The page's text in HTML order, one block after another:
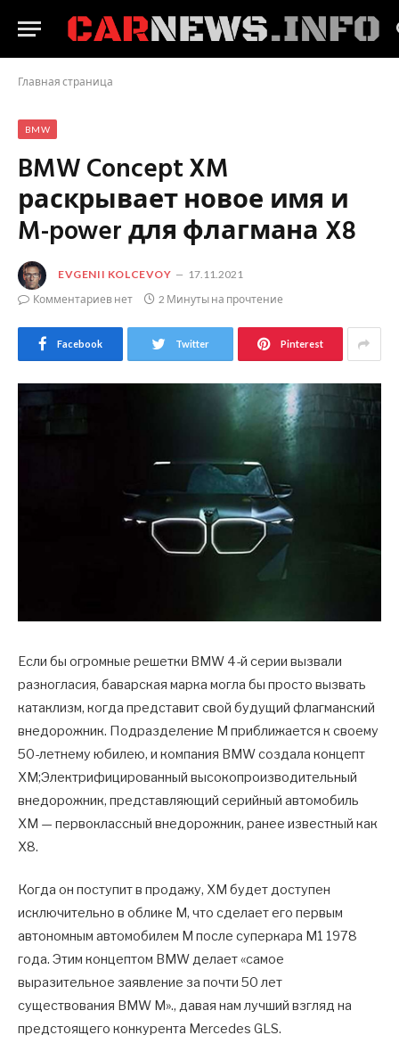
Главная страница
BMW
BMW Concept XM
раскрывает новое имя и
M-power для флагмана X8
EVGENII KOLCEVOY
17.11.2021
Комментариев нет
2 Минуты на прочтение
Facebook Twitter Pinterest
Если бы огромные решетки BMW 4-й серии вызвали
разногласия, баварская марка могла бы просто вызвать
катаклизм, когда представит свой будущий флагманский
внедорожник. Подразделение M приближается к своему
50-летнему юбилею, и компания BMW создала концепт
XM;Электрифицированный высокопроизводительный
внедорожник, представляющий серийный автомобиль
XM — первоклассный внедорожник, ранее известный как
X8.
Когда он поступит в продажу, XM будет доступен
исключительно в облике M, что сделает его первым
автономным автомобилем M после суперкара M1 1978
года. Этим концептом BMW делает «самое
выразительное заявление за почти 50 лет
существования BMW M»., давая нам лучший взгляд на
предстоящего конкурента Mercedes GLS.